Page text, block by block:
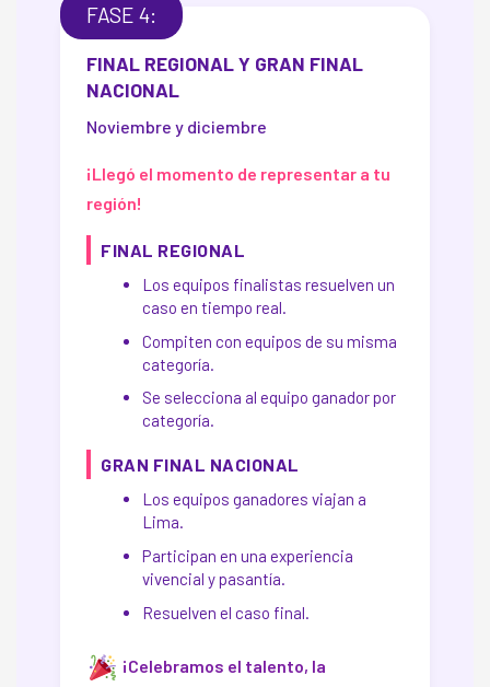
FASE 4:
FINAL REGIONAL Y GRAN FINAL
NACIONAL
Noviembre y diciembre
¡Llegó el momento de representar a tu
región!
FINAL REGIONAL
Los equipos finalistas resuelven un
caso en tiempo real.
Compiten con equipos de su misma
categoría.
Se selecciona al equipo ganador por
categoría.
GRAN FINAL NACIONAL
Los equipos ganadores viajan a
Lima.
Participan en una experiencia
vivencial y pasantía.
Resuelven el caso final.
¡Celebramos el talento, la